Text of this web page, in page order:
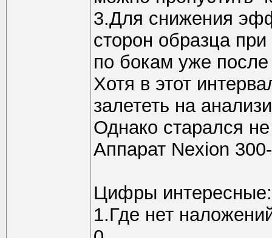
3.Для снижения
сторон образца
по бокам уже
Хотя в этот
залететь на
Однако старался
Аппарат Nexion
Цифры интересные:
1.Где нет